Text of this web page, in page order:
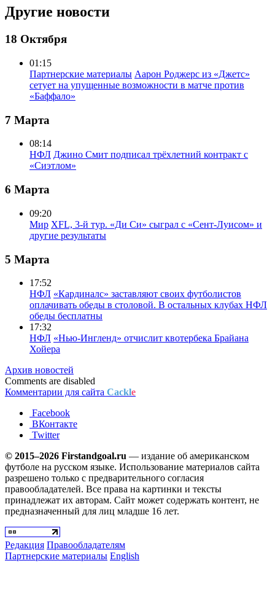
Другие новости
18 Октября
01:15
Партнерские материалы Аарон Роджерс из «Джетс»
сетует на упущенные возможности в матче против
«Баффало»
7 Марта
08:14
НФЛ Джино Смит подписал трёхлетний контракт с
«Сиэтлом»
6 Марта
09:20
Мир XFL, 3-й тур. «Ди Си» сыграл с «Сент-Луисом» и
другие результаты
5 Марта
17:52
НФЛ «Кардиналс» заставляют своих футболистов
оплачивать обеды в столовой. В остальных клубах НФЛ
обеды бесплатны
17:32
НФЛ «Нью-Ингленд» отчислит квотербека Брайана
Хойера
Архив новостей
Comments are disabled
Комментарии для сайта Cackle
Facebook
ВКонтакте
Twitter
© 2015–2026 Firstandgoal.ru — издание об американском
футболе на русском языке. Использование материалов cайта
разрешено только с предварительного согласия
правообладателей. Все права на картинки и тексты
принадлежат их авторам. Сайт может содержать контент, не
предназначенный для лиц младше 16 лет.
Редакция Правообладателям
Партнерские материалы English